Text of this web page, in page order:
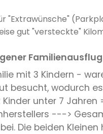
"Extrawünsche"
gut "versteckte"
Familienausflug
mit 3 Kindern -
besucht, wodurch
Kinder unter 7
--->
Die beiden